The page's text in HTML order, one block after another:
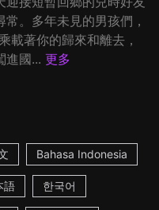
。多年未見的男孩們，
著你的歸來和離去，
國... 更多
Bahasa Indonesia
語 한국어